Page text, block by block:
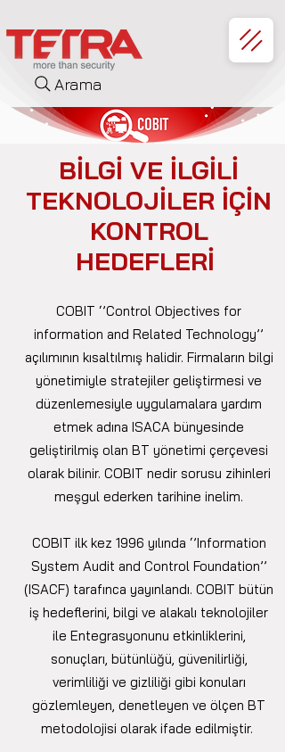
Arama
BİLGİ VE İLGİLİ
TEKNOLOJİLER İÇİN
KONTROL
HEDEFLERİ
COBIT ‘’Control Objectives for
information and Related Technology’’
açılımının kısaltılmış halidir. Firmaların bilgi
yönetimiyle stratejiler geliştirmesi ve
düzenlemesiyle uygulamalara yardım
etmek adına ISACA bünyesinde
geliştirilmiş olan BT yönetimi çerçevesi
olarak bilinir. COBIT nedir sorusu zihinleri
meşgul ederken tarihine inelim.
COBIT ilk kez 1996 yılında ‘’Information
System Audit and Control Foundation’’
(ISACF) tarafınca yayınlandı. COBIT bütün
iş hedeflerini, bilgi ve alakalı teknolojiler
ile Entegrasyonunu etkinliklerini,
sonuçları, bütünlüğü, güvenilirliği,
verimliliği ve gizliliği gibi konuları
gözlemleyen, denetleyen ve ölçen BT
metodolojisi olarak ifade edilmiştir.